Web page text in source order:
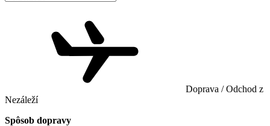
Doprava / Odchod z
Nezáleží
Spôsob dopravy